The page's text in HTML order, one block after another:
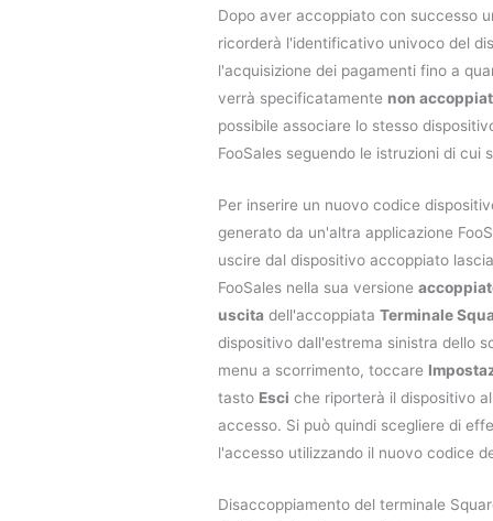
Dopo aver accoppiato con successo
ricorderà l'identificativo univoco del
l'acquisizione dei pagamenti fino a
verrà specificatamente non
possibile associare lo stesso
FooSales seguendo le istruzioni di cui
Per inserire un nuovo codice
generato da un'altra applicazione
uscire dal dispositivo accoppiato
FooSales nella sua versione
uscita dell'accoppiata Terminale
dispositivo dall'estrema sinistra dello
menu a scorrimento, toccare
tasto Esci che riporterà il dispositivo
accesso. Si può quindi scegliere di
l'accesso utilizzando il nuovo codice
Disaccoppiamento del terminale